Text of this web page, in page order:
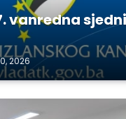
vanredna
2026